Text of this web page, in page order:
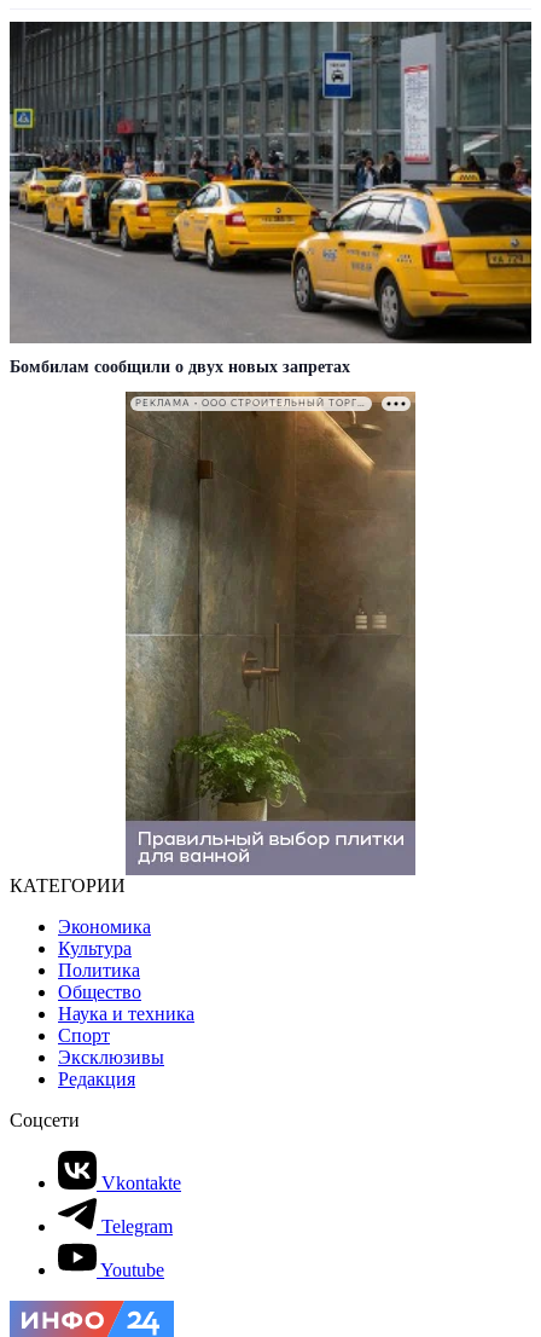
Бомбилам сообщили о двух новых запретах
РЕКЛАМА • ООО СТРОИТЕЛЬНЫЙ ТОРГОВЫЙ ДОМ «ПЕТРОВИЧ». ИНН: 7802348846
КАТЕГОРИИ
Экономика
Культура
Политика
Общество
Наука и техника
Спорт
Эксклюзивы
Редакция
Соцсети
Vkontakte
Telegram
Youtube